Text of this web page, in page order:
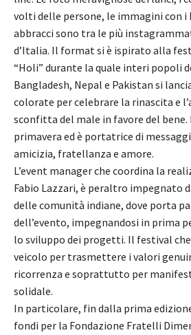
volti delle persone, le immagini con
abbracci sono tra le più
d’Italia. Il format si è ispirato alla
“Holi” durante la quale interi popoli
Bangladesh, Nepal e Pakistan si
colorate per celebrare la rinascita e
sconfitta del male in favore del bene.
primavera ed è portatrice di
amicizia, fratellanza e amore.
L’event manager che coordina la
Fabio Lazzari, è peraltro impegnato
delle comunità indiane, dove porta
dell’evento, impegnandosi in prima
lo sviluppo dei progetti. Il festival
veicolo per trasmettere i valori
ricorrenza e soprattutto per
solidale.
In particolare, fin dalla prima
fondi per la Fondazione Fratelli